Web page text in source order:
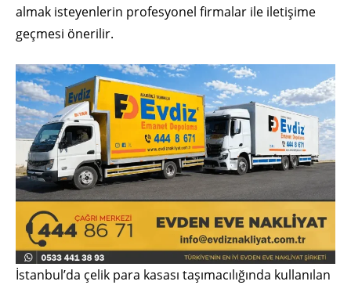
almak isteyenlerin profesyonel firmalar ile iletişime
geçmesi önerilir.
İstanbul’da çelik para kasası taşımacılığında kullanılan